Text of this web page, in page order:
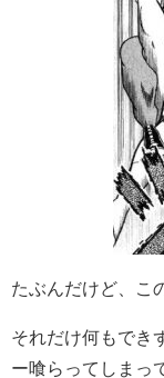
たぶんだけど、こ
それだけ何もでき
ー喰らってしまっ